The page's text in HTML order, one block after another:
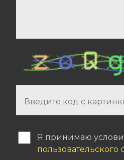
Я принимаю
пользовательского